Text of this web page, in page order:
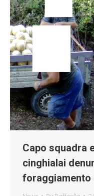
Capo squadra
cinghialai
foraggiamento